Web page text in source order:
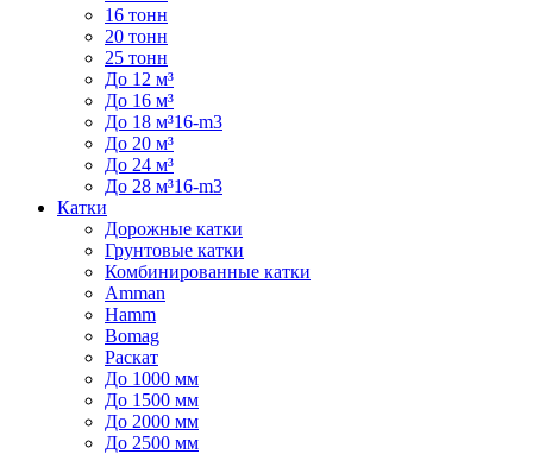
16 тонн
20 тонн
25 тонн
До 12 м³
До 16 м³
До 18 м³16-m3
До 20 м³
До 24 м³
До 28 м³16-m3
Катки
Дорожные катки
Грунтовые катки
Комбинированные катки
Amman
Hamm
Bomag
Раскат
До 1000 мм
До 1500 мм
До 2000 мм
До 2500 мм